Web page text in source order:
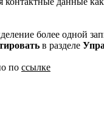
более одной
в разделе
по ссылке